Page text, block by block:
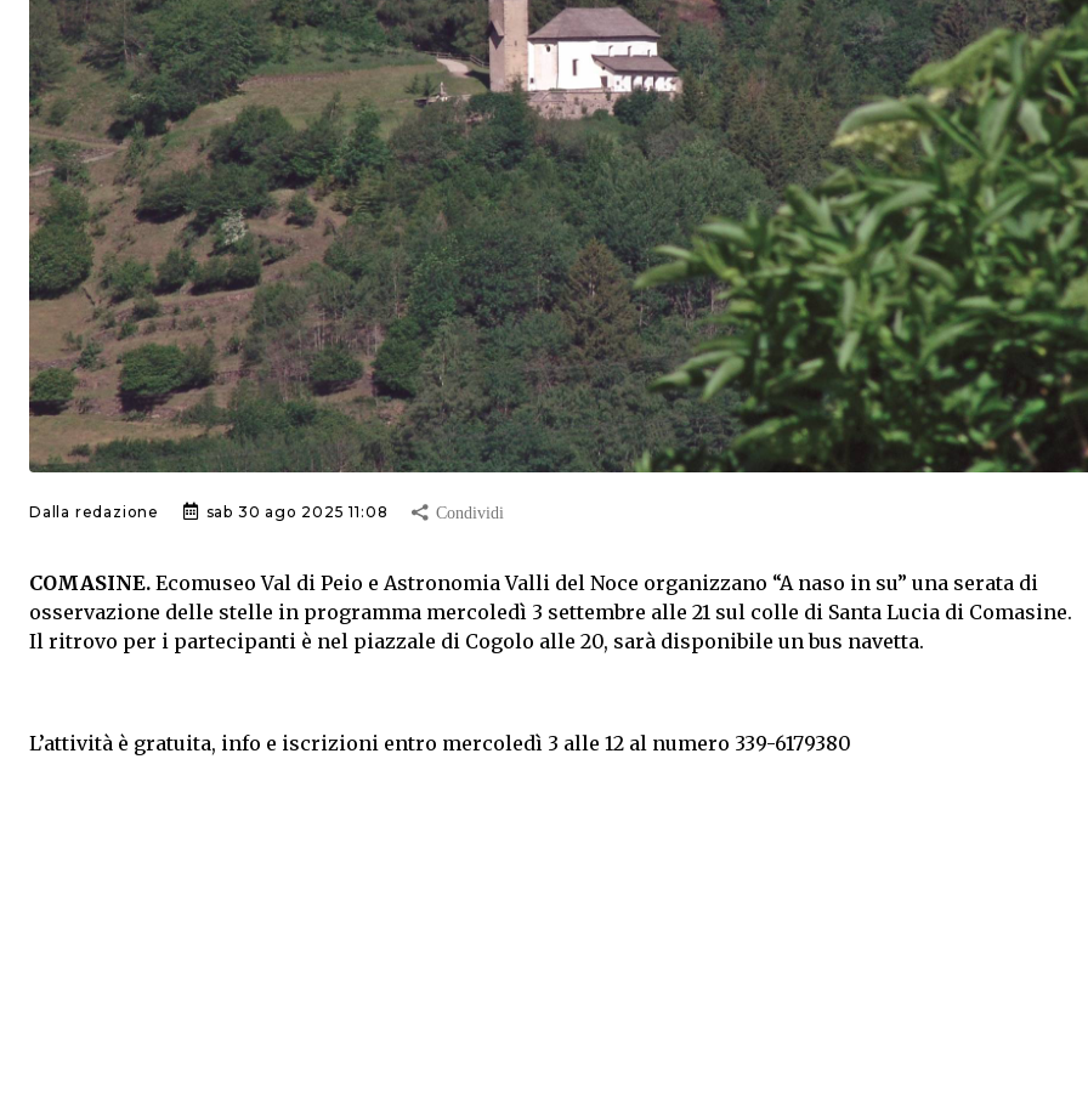
Dalla redazione sab 30 ago 2025 11:08
COMASINE. Ecomuseo Val di Peio e Astronomia Valli del Noce organizzano “A naso in su” una serata di
osservazione delle stelle in programma mercoledì 3 settembre alle 21 sul colle di Santa Lucia di Comasine.
Il ritrovo per i partecipanti è nel piazzale di Cogolo alle 20, sarà disponibile un bus navetta.
L’attività è gratuita, info e iscrizioni entro mercoledì 3 alle 12 al numero 339-6179380